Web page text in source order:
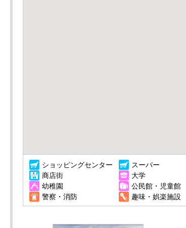
ショッピングセンター スーパー
商店街
大学
幼稚園
公民館・児童館
警察・消防
趣味・娯楽施設